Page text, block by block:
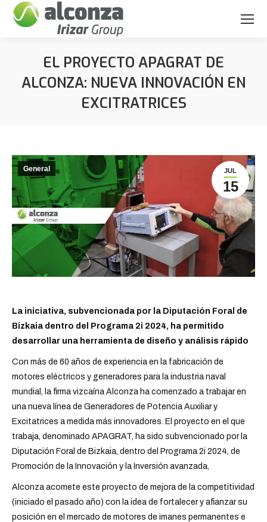
EL PROYECTO APAGRAT DE
ALCONZA: NUEVA INNOVACIÓN EN
EXCITRATRICES
JUL
15
General
La iniciativa, subvencionada por la Diputación Foral de
Bizkaia dentro del Programa 2i 2024, ha permitido
desarrollar una herramienta de diseño y análisis rápido
Con más de 60 años de experiencia en la fabricación de
motores eléctricos y generadores para la industria naval
mundial, la firma vizcaína Alconza ha comenzado a trabajar en
una nueva línea de Generadores de Potencia Auxiliar y
Excitatrices a medida más innovadores. El proyecto en el que
trabaja, denominado APAGRAT, ha sido subvencionado por la
Diputación Foral de Bizkaia, dentro del Programa 2i 2024, de
Promoción de la Innovación y la Inversión avanzada,
Alconza acomete este proyecto de mejora de la competitividad
(iniciado el pasado año) con la idea de fortalecer y afianzar su
posición en el mercado de motores de imanes permanentes e